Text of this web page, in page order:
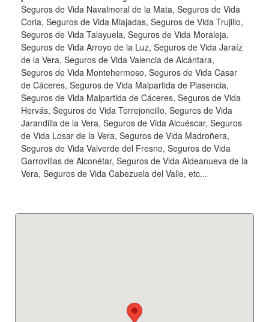
Seguros de Vida Navalmoral de la Mata, Seguros de Vida
Coria, Seguros de Vida Miajadas, Seguros de Vida Trujillo,
Seguros de Vida Talayuela, Seguros de Vida Moraleja,
Seguros de Vida Arroyo de la Luz, Seguros de Vida Jaraíz
de la Vera, Seguros de Vida Valencia de Alcántara,
Seguros de Vida Montehermoso, Seguros de Vida Casar
de Cáceres, Seguros de Vida Malpartida de Plasencia,
Seguros de Vida Malpartida de Cáceres, Seguros de Vida
Hervás, Seguros de Vida Torrejoncillo, Seguros de Vida
Jarandilla de la Vera, Seguros de Vida Alcuéscar, Seguros
de Vida Losar de la Vera, Seguros de Vida Madroñera,
Seguros de Vida Valverde del Fresno, Seguros de Vida
Garrovillas de Alconétar, Seguros de Vida Aldeanueva de la
Vera, Seguros de Vida Cabezuela del Valle, etc...